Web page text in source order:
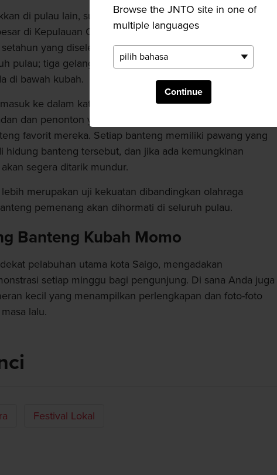
Browse the JNTO site in one of
multiple languages
Continue
di pulau lain, sumo banteng masih sangat populer di
di Kepulauan Oki. Kompetisi ini dibagi menjadi enam
yang diselenggarakan di empat gelanggang adu
pulau; tiga gelanggang merupakan arena terbuka dan
di bawah kubah.
ke dalam kategori berat berbeda sehingga mendapat
dan penonton yang ramai akan bersorak-sorai
favorit mereka. Setiap banteng memiliki pawang yang
hidung banteng tersebut, dan jika ada kemungkinan
segera ditarik mundur.
merupakan uji kekuatan dibandingkan olahraga
pemenang akan dihormati di seluruh pulau.
Banteng Kubah Momo
pelabuhan utama kota Saigo, mengadakan
setiap minggu bagi pengunjung. Di sana Anda juga
kecil yang menampilkan perlengkapan dan foto-foto
lalu.
Festival Lokal